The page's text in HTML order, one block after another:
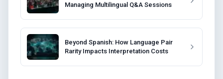
Managing Multilingual Q&A Sessions
Beyond Spanish: How Language Pair
Rarity Impacts Interpretation Costs